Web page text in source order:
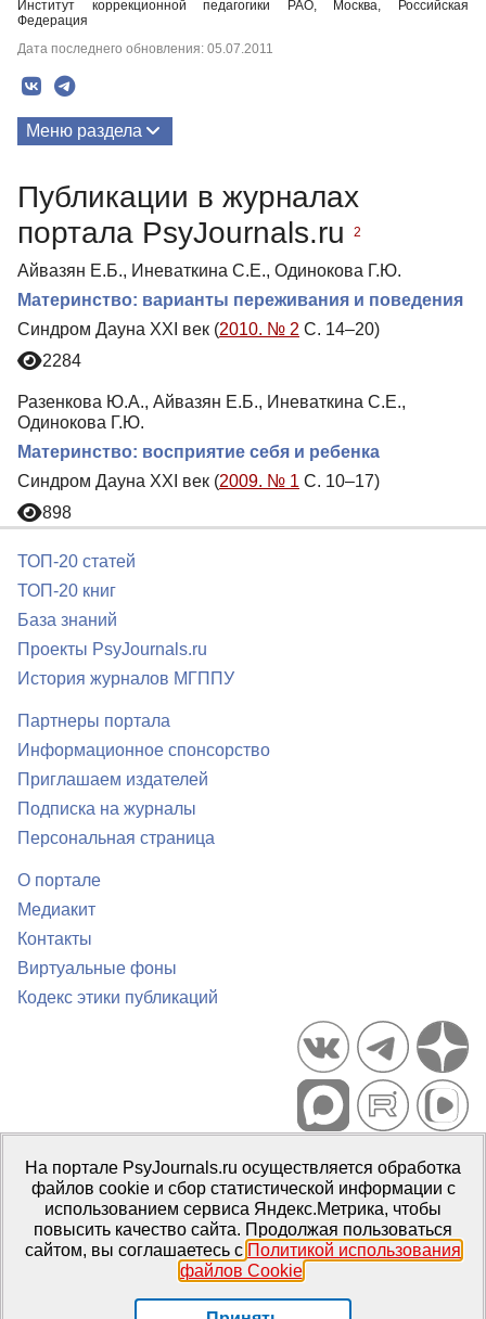
Институт коррекционной педагогики РАО, Москва, Российская
Федерация
Дата последнего обновления: 05.07.2011
Меню раздела
Публикации в журналах
портала PsyJournals.ru
2
Айвазян Е.Б., Иневаткина С.Е., Одинокова Г.Ю.
Материнство: варианты переживания и поведения
Синдром Дауна XXI век (2010. № 2 С. 14–20)
2284
Разенкова Ю.А., Айвазян Е.Б., Иневаткина С.Е.,
Одинокова Г.Ю.
Материнство: восприятие себя и ребенка
Синдром Дауна XXI век (2009. № 1 С. 10–17)
898
ТОП-20 статей
ТОП-20 книг
База знаний
Проекты PsyJournals.ru
История журналов МГППУ
Партнеры портала
Информационное спонсорство
Приглашаем издателей
Подписка на журналы
Персональная страница
О портале
Медиакит
Контакты
Виртуальные фоны
Кодекс этики публикаций
Портал психологических изданий PsyJournals.ru, 2007–2026
Правила использования материалов
Свидетельство регистрации СМИЭл № ФС77-66447 от 14 июля
2016 г.
Издатель: ФГБОУ ВО МГППУ
На портале PsyJournals.ru осуществляется обработка
файлов cookie и сбор статистической информации с
использованием сервиса Яндекс.Метрика, чтобы
повысить качество сайта. Продолжая пользоваться
сайтом, вы соглашаетесь с Политикой использования
файлов Cookie.